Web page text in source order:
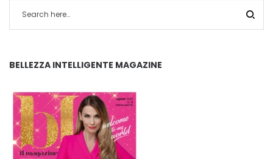
BELLEZZA INTELLIGENTE MAGAZINE